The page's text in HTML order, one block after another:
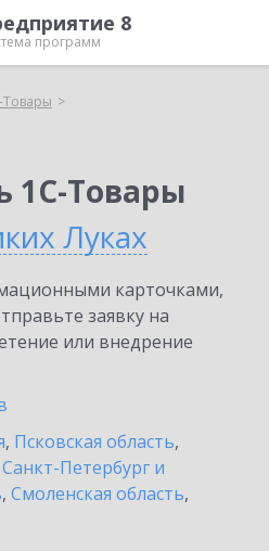
8
программ
Товары
1С-Товары
Луках
карточками,
заявку на
или внедрение
, Псковская область,
Санкт-Петербург и
, Смоленская область,